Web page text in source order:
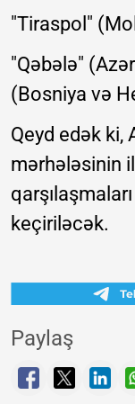
"Tiraspol"
"Qəbələ"
(Bosniya və
Qeyd edək ki,
mərhələsinin
keçiriləcək.
Paylaş